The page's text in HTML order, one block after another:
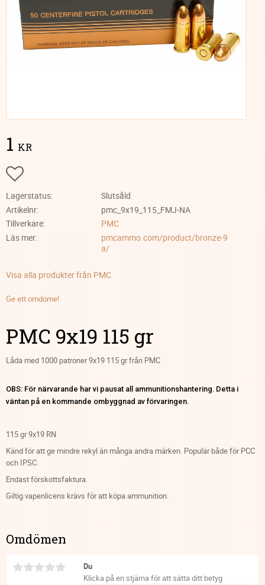
1 KR
Lägg till i favoriter
Lagerstatus
Slutsåld
Artikelnr
pmc_9x19_115_FMJ-NA
Tillverkare
PMC
Läs mer
pmcammo.com/product/bronze-9
a/
Visa alla produkter från PMC
Ge ett omdöme!
PMC 9x19 115 gr
Låda med 1000 patroner 9x19 115 gr från PMC
OBS: För närvarande har vi pausat all ammunitionshantering. Detta i
väntan på en kommande ombyggnad av förvaringen.
115 gr 9x19 RN
Känd för att ge mindre rekyl än många andra märken. Populär både för PCC
och IPSC.
Endast förskottsfaktura.
Giltig vapenlicens krävs för att köpa ammunition.
Omdömen
Du
Klicka på en stjärna för att sätta ditt betyg